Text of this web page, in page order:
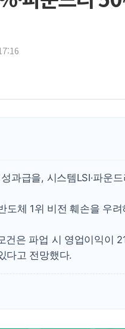
오세훈 "용산공원 주택 검토, 민
민주당, 오늘 제주·인천 경선
뉴욕증시, 고용 쇼크에 금리 인
과급을, 시스템LSI·파운드
도체 1위 비전 훼손을 우려
건은 파업 시 영업이익이
다고 전망했다.